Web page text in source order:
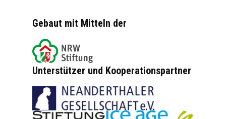
Gebaut mit Mitteln der
Unterstützer und Kooperationspartner